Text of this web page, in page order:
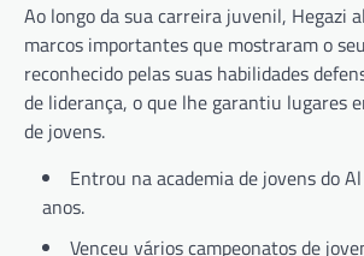
Ao longo da sua carreira juvenil, Hegazi
marcos importantes que mostraram o
reconhecido pelas suas habilidades
de liderança, o que lhe garantiu lugares
de jovens.
Entrou na academia de jovens do
anos.
Venceu vários campeonatos de